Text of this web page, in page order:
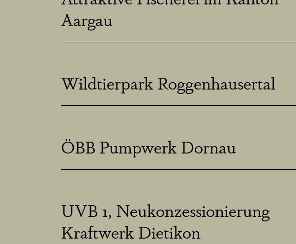
Aargau
Wildtierpark Roggenhausertal
ÖBB Pumpwerk Dornau
UVB 1, Neukonzessionierung
Kraftwerk Dietikon